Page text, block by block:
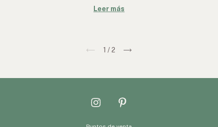
simplemente ha
Leer más
1 / 2